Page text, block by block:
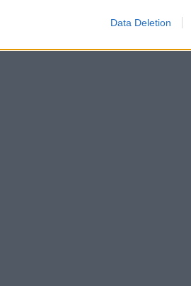
Data Deletion